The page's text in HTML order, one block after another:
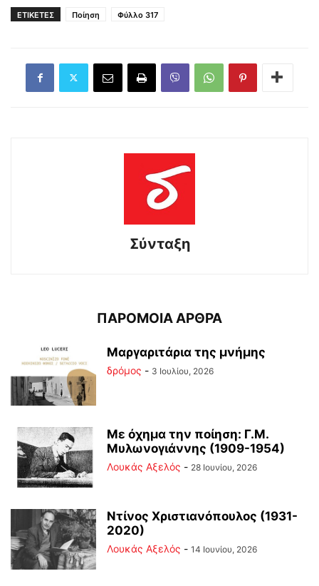
ΕΤΙΚΕΤΕΣ Ποίηση Φύλλο 317
Σύνταξη
ΠΑΡΟΜΟΙΑ ΑΡΘΡΑ
Μαργαριτάρια της μνήμης
δρόμος - 3 Ιουλίου, 2026
Με όχημα την ποίηση: Γ.Μ.
Μυλωνογιάννης (1909-1954)
Λουκάς Αξελός - 28 Ιουνίου, 2026
Ντίνος Χριστιανόπουλος (1931-
2020)
Λουκάς Αξελός - 14 Ιουνίου, 2026